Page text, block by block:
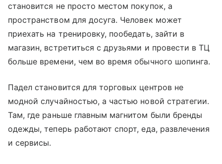
становится не просто местом покупок, а
пространством для досуга. Человек может
приехать на тренировку, пообедать, зайти в
магазин, встретиться с друзьями и провести в ТЦ
больше времени, чем во время обычного шопинга.
Падел становится для торговых центров не
модной случайностью, а частью новой стратегии.
Там, где раньше главным магнитом были бренды
одежды, теперь работают спорт, еда, развлечения
и сервисы.